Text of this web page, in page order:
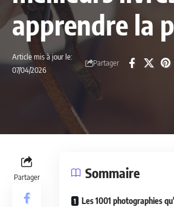
apprendre la
Article mis à jour le:
07/04/2026
Partager
Partager Sommaire
Les 1001 photographies